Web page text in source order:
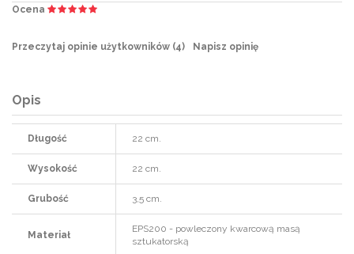
Ocena
Przeczytaj opinie użytkowników (4) Napisz opinię
Opis
Długość 22 cm.
Wysokość 22 cm.
Grubość 3,5 cm.
Materiał
EPS200 - powleczony kwarcową masą
sztukatorską